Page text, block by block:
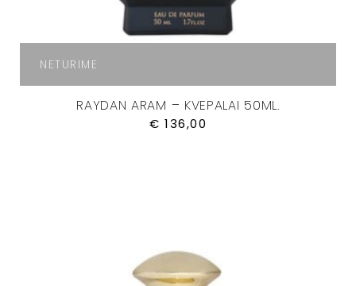
NETURIME
RAYDAN ARAM – KVEPALAI 50ML.
€ 136,00